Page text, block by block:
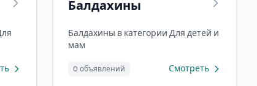
Балдахины
Балдахины в категории Для детей и
мам
0 объявлений Смотреть